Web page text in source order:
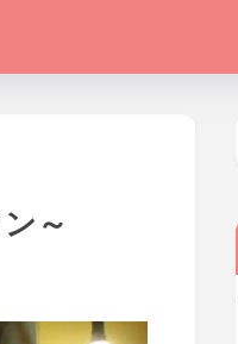
～